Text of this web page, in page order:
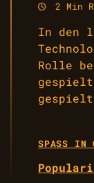
2 Min
In den
Rolle
SPASS IN